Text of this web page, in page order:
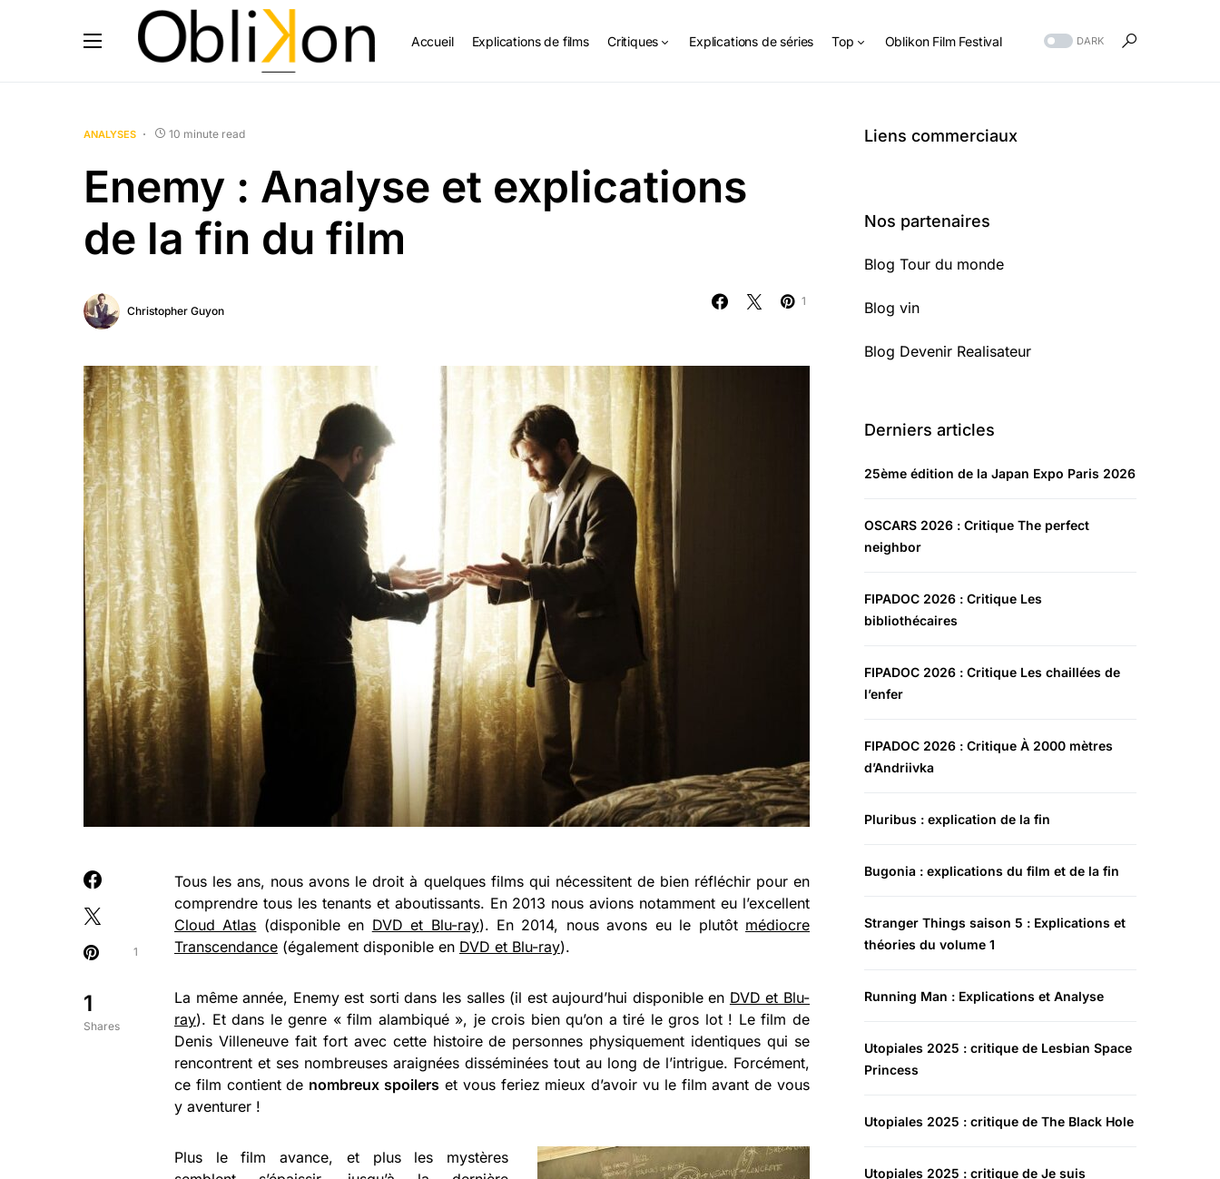
Accueil Explications de films Critiques Explications de séries Top Oblikon Film Festival DARK
ANALYSES 10 minute read
Enemy : Analyse et explications
de la fin du film
Christopher Guyon
1
1
Shares
1
Tous les ans, nous avons le droit à quelques films qui nécessitent de bien réfléchir pour en
comprendre tous les tenants et aboutissants. En 2013 nous avions notamment eu l’excellent
Cloud Atlas (disponible en DVD et Blu-ray). En 2014, nous avons eu le plutôt médiocre
Transcendance (également disponible en DVD et Blu-ray).
La même année, Enemy est sorti dans les salles (il est aujourd’hui disponible en DVD et Blu-
ray). Et dans le genre « film alambiqué », je crois bien qu’on a tiré le gros lot ! Le film de
Denis Villeneuve fait fort avec cette histoire de personnes physiquement identiques qui se
rencontrent et ses nombreuses araignées disséminées tout au long de l’intrigue. Forcément,
ce film contient de nombreux spoilers et vous feriez mieux d’avoir vu le film avant de vous
y aventurer !
Plus le film avance, et plus les mystères
Liens commerciaux
Nos partenaires
Blog Tour du monde
Blog vin
Blog Devenir Realisateur
Derniers articles
25ème édition de la Japan Expo Paris 2026
OSCARS 2026 : Critique The perfect
neighbor
FIPADOC 2026 : Critique Les
bibliothécaires
FIPADOC 2026 : Critique Les chaillées de
l’enfer
FIPADOC 2026 : Critique À 2000 mètres
d’Andriivka
Pluribus : explication de la fin
Bugonia : explications du film et de la fin
Stranger Things saison 5 : Explications et
théories du volume 1
Running Man : Explications et Analyse
Utopiales 2025 : critique de Lesbian Space
Princess
Utopiales 2025 : critique de The Black Hole
Utopiales 2025 : critique de Je suis